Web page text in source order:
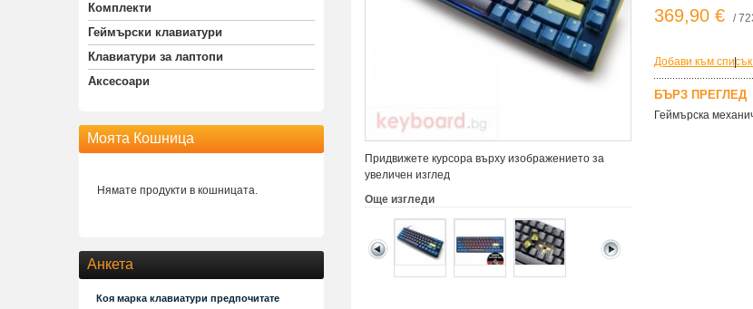
Придвижете курсора върху изображението за
увеличен изглед
Още изгледи
369,90 € /
Добави към |
БЪРЗ ПРЕГЛЕД
Геймърскa
Комплекти
Геймърски клавиатури
Клавиатури за лаптопи
Аксесоари
Моята Кошница
Нямате продукти в кошницата.
Анкета
Коя марка клавиатури предпочитате